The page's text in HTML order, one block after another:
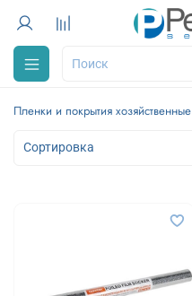
Пленки и покрытия хозяйственные